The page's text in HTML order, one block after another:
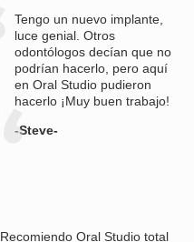
Tengo un nuevo implante,
luce genial. Otros
odontólogos decían que no
podrían hacerlo, pero aquí
en Oral Studio pudieron
hacerlo ¡Muy buen trabajo!
-Steve-
Recomiendo Oral Studio total